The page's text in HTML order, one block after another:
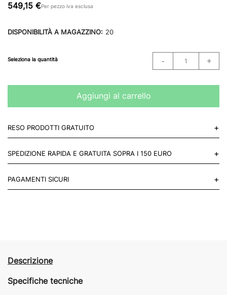
549,15 €Per pezzo iva esclusa
DISPONIBILITÀ A MAGAZZINO: 20
Seleziona la quantità
Aggiungi al carrello
RESO PRODOTTI GRATUITO +
Mettiti in contatto con noi
SPEDIZIONE RAPIDA E GRATUITA SOPRA I 150 EURO +
del mondo.
PAGAMENTI SICURI +
Descrizione
Specifiche tecniche